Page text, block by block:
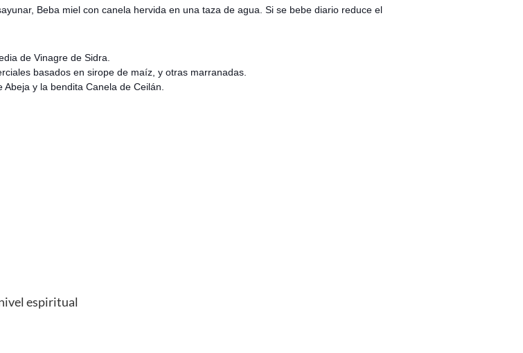
Beba miel con canela hervida en una taza de agua. Si se bebe diario reduce el
de Vinagre de Sidra.
basados en sirope de maíz, y otras marranadas.
y la bendita Canela de Ceilán.
espiritual